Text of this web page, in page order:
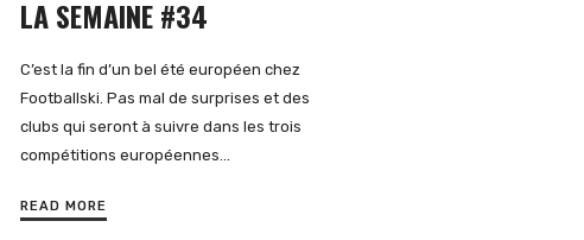
LA SEMAINE #34
C’est la fin d’un bel été européen chez
Footballski. Pas mal de surprises et des
clubs qui seront à suivre dans les trois
compétitions européennes…
READ MORE